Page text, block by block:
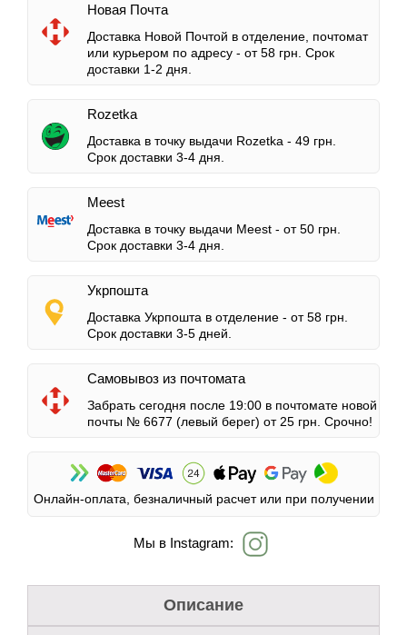
Новая Почта
Доставка Новой Почтой в отделение, почтомат
или курьером по адресу - от 58 грн. Срок
доставки 1-2 дня.
Rozetka
Доставка в точку выдачи Rozetka - 49 грн.
Срок доставки 3-4 дня.
Meest
Доставка в точку выдачи Meest - от 50 грн.
Срок доставки 3-4 дня.
Укрпошта
Доставка Укрпошта в отделение - от 58 грн.
Срок доставки 3-5 дней.
Самовывоз из почтомата
Забрать сегодня после 19:00 в почтомате новой
почты № 6677 (левый берег) от 25 грн. Срочно!
Онлайн-оплата, безналичный расчет или при получении
Мы в Instagram:
Описание